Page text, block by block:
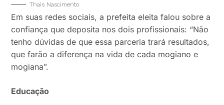
Thais Nascimento
Em suas redes sociais, a prefeita eleita falou sobre a
confiança que deposita nos dois profissionais: “Não
tenho dúvidas de que essa parceria trará resultados,
que farão a diferença na vida de cada mogiano e
mogiana”.
Educação